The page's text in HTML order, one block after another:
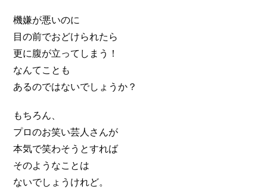
機嫌が悪いのに
目の前でおどけられたら
更に腹が立ってしまう！
なんてことも
あるのではないでしょうか？
もちろん、
プロのお笑い芸人さんが
本気で笑わそうとすれば
そのようなことは
ないでしょうけれど。